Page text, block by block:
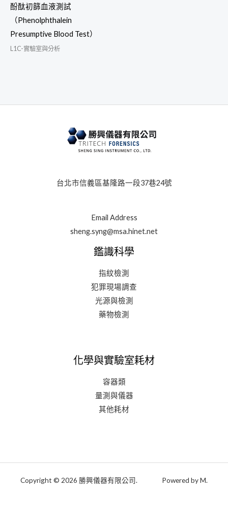
酚酞初篩血液測試
（Phenolphthalein
Presumptive Blood Test）
L1C-實驗室與分析
台北市信義區基隆路一段37巷24號
Email Address
sheng.syng@msa.hinet.net
鑑識科學
指紋檢測
犯罪現場調查
光源與檢測
藥物檢測
化學與實驗室耗材
容器類
量測與儀器
其他耗材
Copyright © 2026 勝興儀器有限公司. Powered by M.